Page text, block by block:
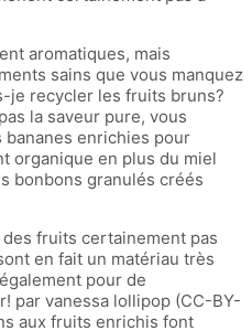
aromatiques, mais
sains que vous manquez
je recycler les fruits bruns?
la saveur pure, vous
enrichies pour
organique en plus du miel
bonbons granulés créés
fruits certainement pas
en fait un matériau très
pour de
par vanessa lollipop (CC-BY-
aux fruits enrichis font